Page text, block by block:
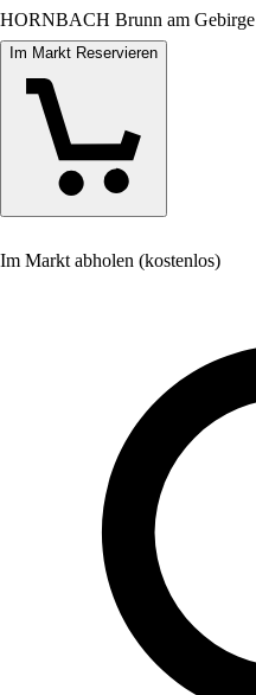
HORNBACH Brunn am Gebirge
Im Markt Reservieren
Im Markt abholen (kostenlos)